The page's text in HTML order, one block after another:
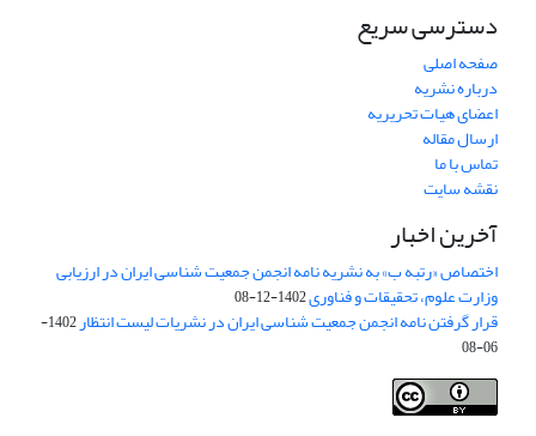
دسترسی سریع
صفحه اصلی
درباره نشریه
اعضای هیات تحریریه
ارسال مقاله
تماس با ما
نقشه سایت
آخرین اخبار
اختصاص «رتبه ب» به نشریه نامه انجمن جمعیت شناسی ایران در ارزیابی
وزارت علوم، تحقیقات و فناوری1402-12-08
قرار گرفتن نامه انجمن جمعیت شناسی ایران در نشریات لیست انتظار
1402-
06-08